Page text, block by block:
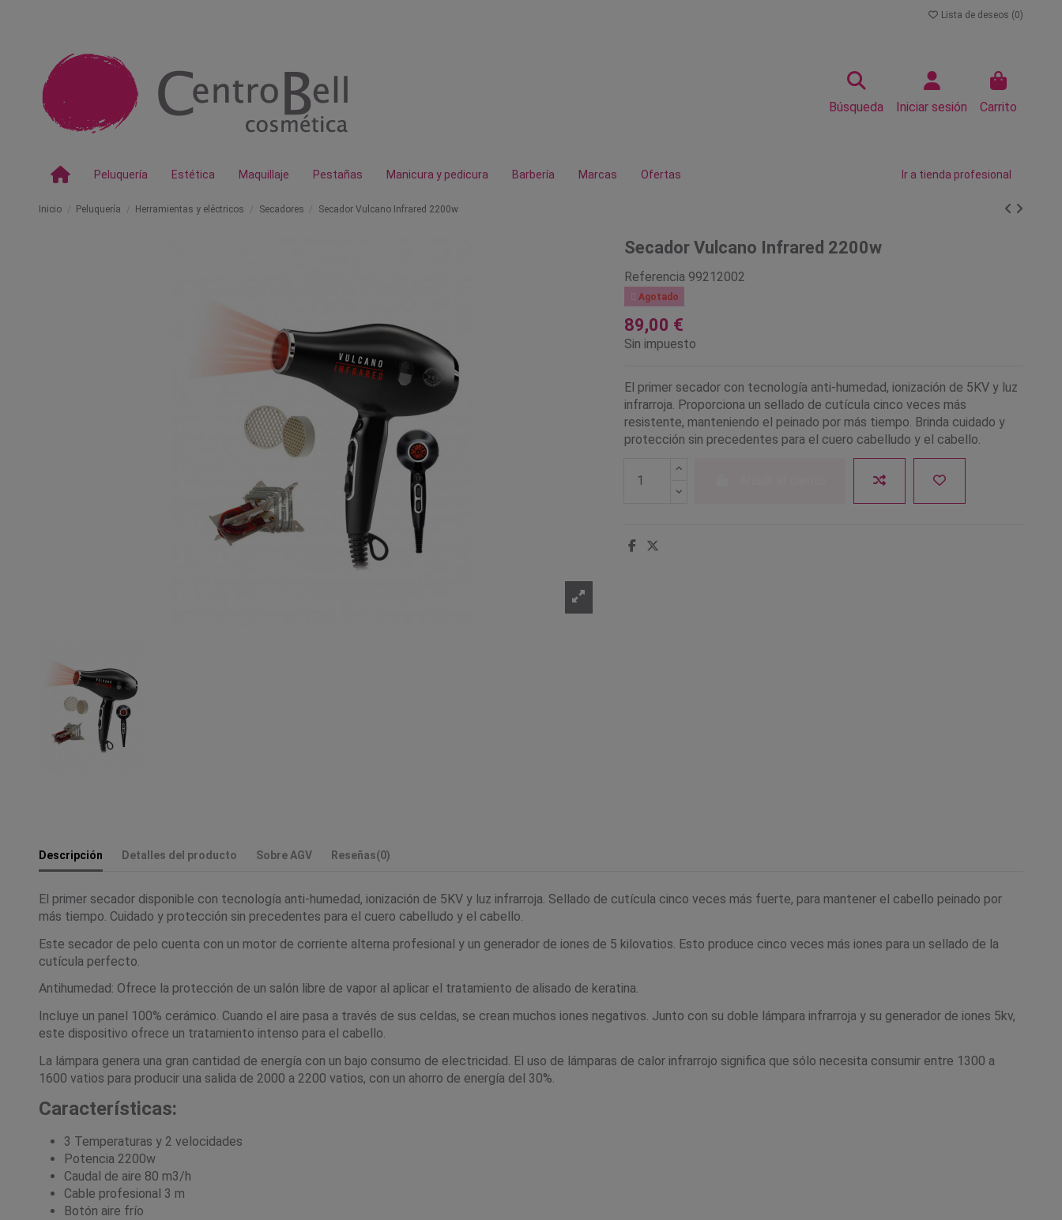
Lista de deseos (0)
Búsqueda Iniciar sesión Carrito
Peluquería Estética Maquillaje Pestañas Manicura y pedicura Barbería Marcas Ofertas Ir a tienda profesional
Inicio Peluquería Herramientas y eléctricos Secadores Secador Vulcano Infrared 2200w
Secador Vulcano Infrared 2200w
Referencia 99212002
Agotado
89,00 €
Sin impuesto
El primer secador con tecnología anti-humedad, ionización de 5KV y luz
infrarroja. Proporciona un sellado de cutícula cinco veces más
resistente, manteniendo el peinado por más tiempo. Brinda cuidado y
protección sin precedentes para el cuero cabelludo y el cabello.
Descripción Detalles del producto Sobre AGV Reseñas(0)
El primer secador disponible con tecnología anti-humedad, ionización de 5KV y luz infrarroja. Sellado de cutícula cinco veces más fuerte, para mantener el cabello peinado por
más tiempo. Cuidado y protección sin precedentes para el cuero cabelludo y el cabello.
Este secador de pelo cuenta con un motor de corriente alterna profesional y un generador de iones de 5 kilovatios. Esto produce cinco veces más iones para un sellado de la
cutícula perfecto.
Antihumedad: Ofrece la protección de un salón libre de vapor al aplicar el tratamiento de alisado de keratina.
Incluye un panel 100% cerámico. Cuando el aire pasa a través de sus celdas, se crean muchos iones negativos. Junto con su doble lámpara infrarroja y su generador de iones 5kv,
este dispositivo ofrece un tratamiento intenso para el cabello.
La lámpara genera una gran cantidad de energía con un bajo consumo de electricidad. El uso de lámparas de calor infrarrojo significa que sólo necesita consumir entre 1300 a
1600 vatios para producir una salida de 2000 a 2200 vatios, con un ahorro de energía del 30%.
Características:
3 Temperaturas y 2 velocidades
Potencia 2200w
Caudal de aire 80 m3/h
Cable profesional 3 m
Botón aire frío